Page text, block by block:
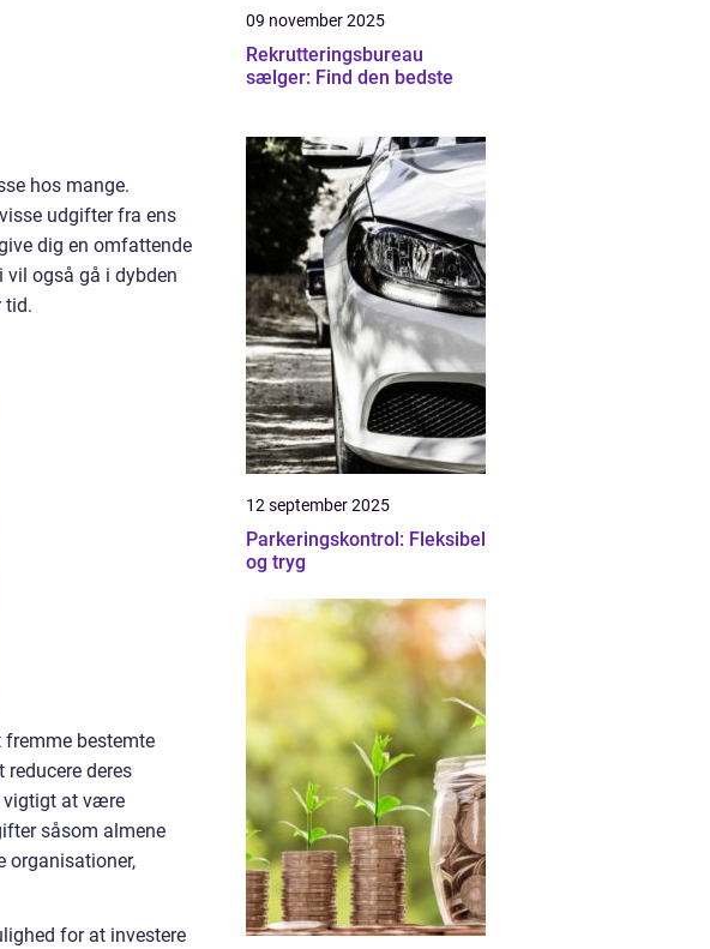
hos mange.
udgifter fra ens
dig en omfattende
vil også gå i dybden
tid.
bestemte
deres
vigtigt at være
såsom almene
organisationer,
for at investere
09 november 2025
Rekrutteringsbureau
sælger: Find den bedste
12 september 2025
Parkeringskontrol: Fleksibel
og tryg